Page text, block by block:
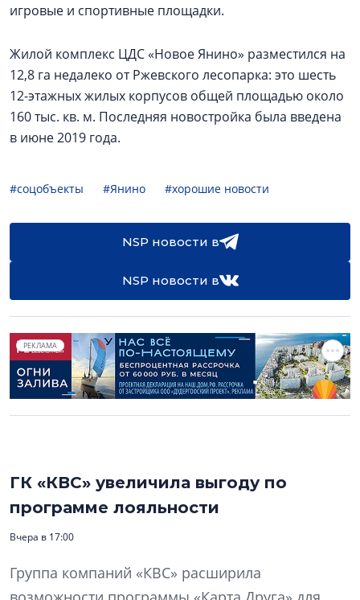
игровые и спортивные площадки.
Жилой комплекс ЦДС «Новое Янино» разместился на
12,8 га недалеко от Ржевского лесопарка: это шесть
12-этажных жилых корпусов общей площадью около
160 тыс. кв. м. Последняя новостройка была введена
в июне 2019 года.
#соцобъекты #Янино #хорошие новости
NSP новости в
NSP новости в
РЕКЛАМА
ГК «КВС» увеличила выгоду по
программе лояльности
Вчера в 17:00
Группа компаний «КВС» расширила